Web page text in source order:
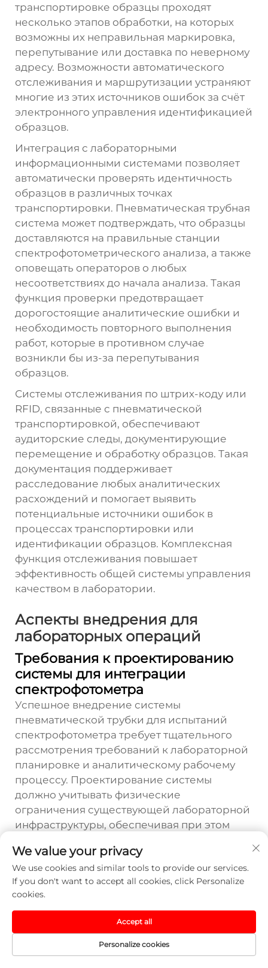
транспортировке образцы проходят
несколько этапов обработки, на которых
возможны их неправильная маркировка,
перепутывание или доставка по неверному
адресу. Возможности автоматического
отслеживания и маршрутизации устраняют
многие из этих источников ошибок за счёт
электронного управления идентификацией
образцов.
Интеграция с лабораторными
информационными системами позволяет
автоматически проверять идентичность
образцов в различных точках
транспортировки. Пневматическая трубная
система может подтверждать, что образцы
доставляются на правильные станции
спектрофотометрического анализа, а также
оповещать операторов о любых
несоответствиях до начала анализа. Такая
функция проверки предотвращает
дорогостоящие аналитические ошибки и
необходимость повторного выполнения
работ, которые в противном случае
возникли бы из-за перепутывания
образцов.
Системы отслеживания по штрих-коду или
RFID, связанные с пневматической
транспортировкой, обеспечивают
аудиторские следы, документирующие
перемещение и обработку образцов. Такая
документация поддерживает
расследование любых аналитических
расхождений и помогает выявить
потенциальные источники ошибок в
процессах транспортировки или
идентификации образцов. Комплексная
функция отслеживания повышает
эффективность общей системы управления
качеством в лаборатории.
Аспекты внедрения для
лабораторных операций
Требования к проектированию
системы для интеграции
спектрофотометра
Успешное внедрение системы
пневматической трубки для испытаний
спектрофотометра требует тщательного
рассмотрения требований к лабораторной
планировке и аналитическому рабочему
процессу. Проектирование системы
должно учитывать физические
ограничения существующей лабораторной
инфраструктуры, обеспечивая при этом
все места проведения испытаний
спектрофотометрами. Прокладка труб
должна минимизировать расстояния между
транспортными станциями, избегая при
этом районов с потенциальными
источниками загрязнения или
экологическими опасностями.
We value your privacy
We use cookies and similar tools to provide our services.
If you don't want to accept all cookies, click Personalize
cookies.
Personalize cookies
Accept all